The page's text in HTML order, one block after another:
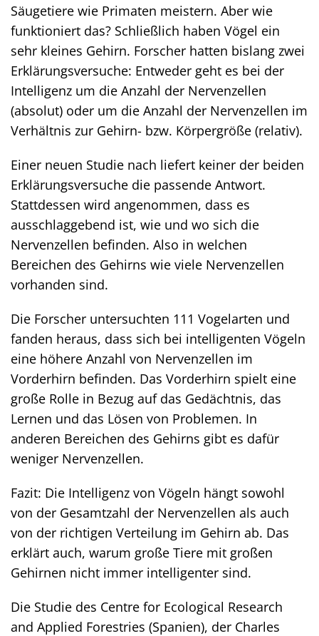
Säugetiere wie Primaten meistern. Aber wie
funktioniert das? Schließlich haben Vögel ein
sehr kleines Gehirn. Forscher hatten bislang zwei
Erklärungsversuche: Entweder geht es bei der
Intelligenz um die Anzahl der Nervenzellen
(absolut) oder um die Anzahl der Nervenzellen im
Verhältnis zur Gehirn- bzw. Körpergröße (relativ).
Einer neuen Studie nach liefert keiner der beiden
Erklärungsversuche die passende Antwort.
Stattdessen wird angenommen, dass es
ausschlaggebend ist, wie und wo sich die
Nervenzellen befinden. Also in welchen
Bereichen des Gehirns wie viele Nervenzellen
vorhanden sind.
Die Forscher untersuchten 111 Vogelarten und
fanden heraus, dass sich bei intelligenten Vögeln
eine höhere Anzahl von Nervenzellen im
Vorderhirn befinden. Das Vorderhirn spielt eine
große Rolle in Bezug auf das Gedächtnis, das
Lernen und das Lösen von Problemen. In
anderen Bereichen des Gehirns gibt es dafür
weniger Nervenzellen.
Fazit: Die Intelligenz von Vögeln hängt sowohl
von der Gesamtzahl der Nervenzellen als auch
von der richtigen Verteilung im Gehirn ab. Das
erklärt auch, warum große Tiere mit großen
Gehirnen nicht immer intelligenter sind.
Die Studie des Centre for Ecological Research
and Applied Forestries (Spanien), der Charles